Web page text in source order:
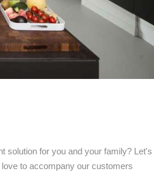
solution for you and your family? Let's
to accompany our customers